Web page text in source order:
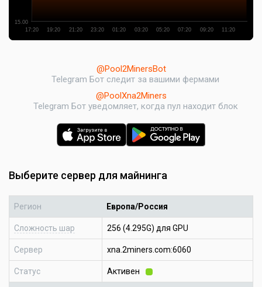
17:20 19:20 21:20 23:20 01:20 03:20 05:20 07:20 09:20 11:20
15.00
@Pool2MinersBot
Telegram Бот следит за вашими фермами
@PoolXna2Miners
Telegram Бот уведомляет, когда пул находит блок
Выберите сервер для майнинга
Регион Европа/Россия
Сложность шар 256 (4.295G) для GPU
Сервер xna.2miners.com:6060
Статус Активен